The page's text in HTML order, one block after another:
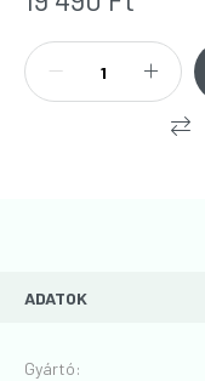
ADATOK
Gyártó: